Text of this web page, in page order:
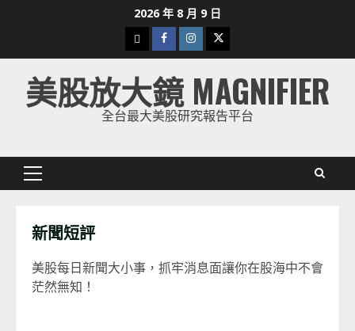
2026 年 8 月 9 日
下
載
美
股
Facebook
Instagram
Twitter
美股放大鏡 MAGNIFIER
全台最大美股研究報告平台
Primary
新聞短評
美股每日新聞大小事，抓牢消息面讓你在股海中不會
茫然無知！